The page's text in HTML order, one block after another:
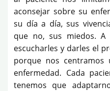
aconsejar sobre su
su día a día, sus
que no, sus miedos. A
escucharles y darles el
porque nos centramos
enfermedad. Cada
tenemos que